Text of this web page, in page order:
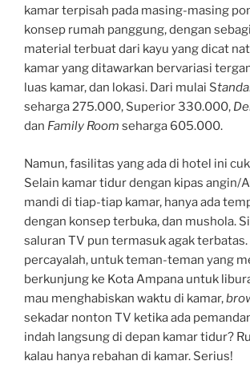
kamar terpisah pada masing-masing
konsep rumah panggung, dengan
material terbuat dari kayu yang dicat
kamar yang ditawarkan bervariasi
luas kamar, dan lokasi. Dari mulai S
seharga 275.000, Superior 330.000,
dan Family Room seharga 605.000.
Namun, fasilitas yang ada di hotel ini
Selain kamar tidur dengan kipas angin/
mandi di tiap-tiap kamar, hanya ada
dengan konsep terbuka, dan mushola.
saluran TV pun termasuk agak terbatas.
percayalah, untuk teman-teman yang
berkunjung ke Kota Ampana untuk
mau menghabiskan waktu di kamar,
sekadar nonton TV ketika ada
indah langsung di depan kamar tidur?
kalau hanya rebahan di kamar. Serius!